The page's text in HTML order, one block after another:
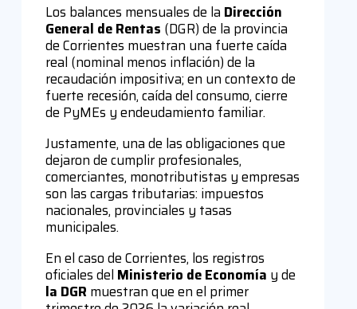
Los balances mensuales de la Dirección
General de Rentas (DGR) de la provincia
de Corrientes muestran una fuerte caída
real (nominal menos inflación) de la
recaudación impositiva; en un contexto de
fuerte recesión, caída del consumo, cierre
de PyMEs y endeudamiento familiar.
Justamente, una de las obligaciones que
dejaron de cumplir profesionales,
comerciantes, monotributistas y empresas
son las cargas tributarias: impuestos
nacionales, provinciales y tasas
municipales.
En el caso de Corrientes, los registros
oficiales del Ministerio de Economía y de
la DGR muestran que en el primer